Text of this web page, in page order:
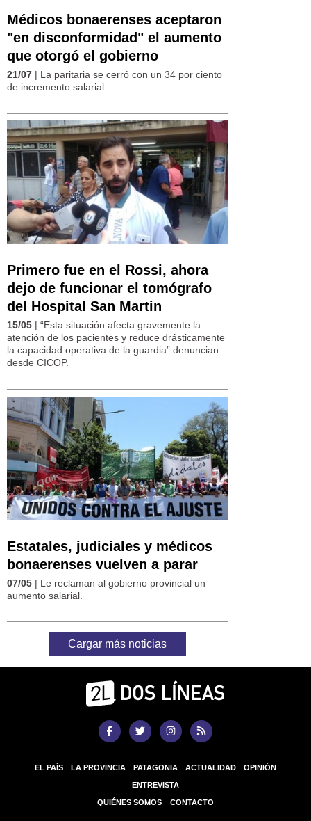
Médicos bonaerenses aceptaron
"en disconformidad" el aumento
que otorgó el gobierno
21/07 | La paritaria se cerró con un 34 por ciento
de incremento salarial.
Primero fue en el Rossi, ahora
dejo de funcionar el tomógrafo
del Hospital San Martin
15/05 | “Esta situación afecta gravemente la
atención de los pacientes y reduce drásticamente
la capacidad operativa de la guardia” denuncian
desde CICOP.
Estatales, judiciales y médicos
bonaerenses vuelven a parar
07/05 | Le reclaman al gobierno provincial un
aumento salarial.
Cargar más noticias
EL PAÍS LA PROVINCIA PATAGONIA ACTUALIDAD OPINIÓN
ENTREVISTA
QUIÉNES SOMOS CONTACTO